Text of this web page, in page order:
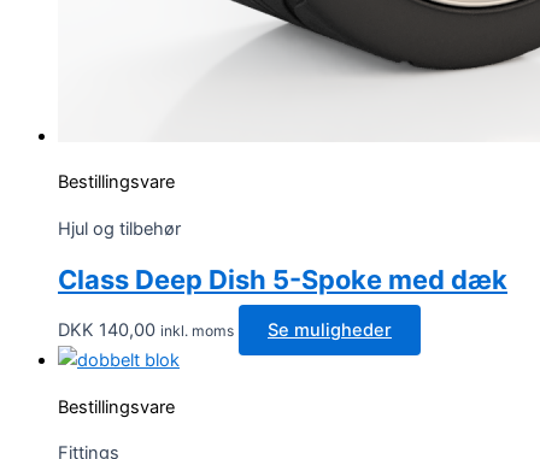
Bestillingsvare
Hjul og tilbehør
Class Deep Dish 5-Spoke med dæk
DKK 140,00 inkl. moms Se muligheder
vare
Bestillingsvare
Fittings